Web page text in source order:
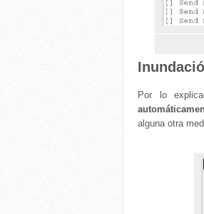
Por lo
alguna otra